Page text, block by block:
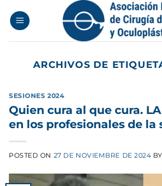
ARCHIVOS DE
SESIONES 2024
Quien cura al que cura.
en los profesionales de la
POSTED ON 27 DE NOVIEMBRE DE 2024 BY